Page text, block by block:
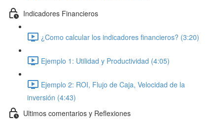
Indicadores Financieros
¿Como calcular los indicadores financieros? (3:20)
Ejemplo 1: Utilidad y Productividad (4:05)
Ejemplo 2: ROI, Flujo de Caja, Velocidad de la
inversión (4:43)
Ultimos comentarios y Reflexiones